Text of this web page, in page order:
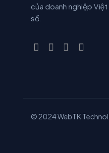
của doanh nghiệp
số.
© 2024 WebTK